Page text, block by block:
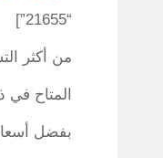
“21655”]
من أكثر
المتاح
بفضل